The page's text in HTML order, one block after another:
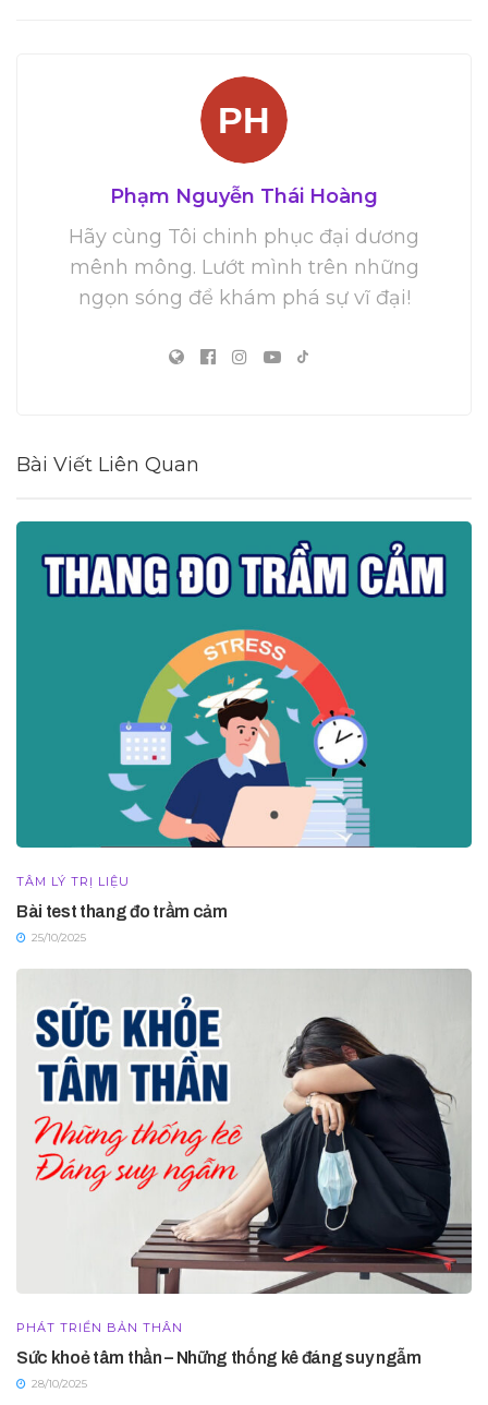
Phạm Nguyễn Thái Hoàng
Hãy cùng Tôi chinh phục đại dương
mênh mông. Lướt mình trên những
ngọn sóng để khám phá sự vĩ đại!
Bài Viết Liên Quan
TÂM LÝ TRỊ LIỆU
Bài test thang đo trầm cảm
25/10/2025
PHÁT TRIỂN BẢN THÂN
Sức khoẻ tâm thần – Những thống kê đáng suy ngẫm
28/10/2025